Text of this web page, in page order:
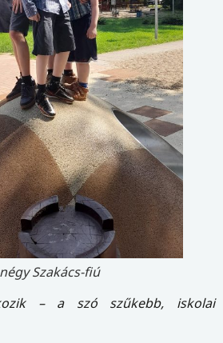
Szakács-fiú
– a szó szűkebb, iskolai